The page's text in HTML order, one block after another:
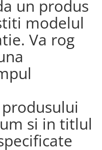
un produs
modelul
Va rog
si in titlul